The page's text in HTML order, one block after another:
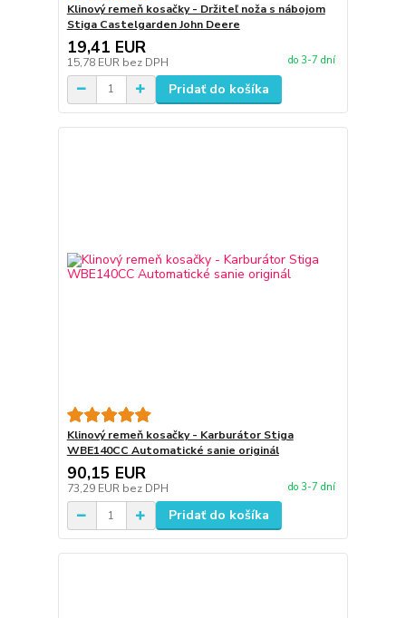
Klinový remeň kosačky - Držiteľ noža s nábojom
Stiga Castelgarden John Deere
19,41 EUR
15,78 EUR bez DPH do 3-7 dní
Pridať do košíka
Klinový remeň kosačky - Karburátor Stiga
WBE140CC Automatické sanie originál
90,15 EUR
73,29 EUR bez DPH do 3-7 dní
Pridať do košíka